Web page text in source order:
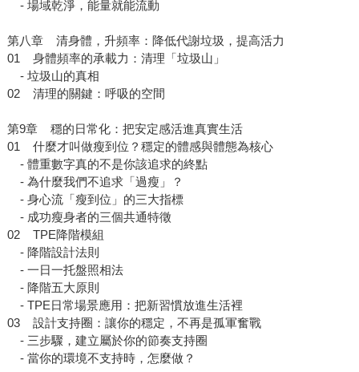
- 場域乾淨，能量就能流動
第八章 清身體，升頻率：降低代謝垃圾，提高活力
01 身體頻率的承載力：清理「垃圾山」
- 垃圾山的真相
02 清理的關鍵：呼吸的空間
第9章 穩的日常化：把安定感活進真實生活
01 什麼才叫做瘦到位？穩定的體感與體態為核心
- 體重數字真的不是你該追求的終點
- 為什麼我們不追求「過瘦」？
- 身心流「瘦到位」的三大指標
- 成功瘦身者的三個共通特徵
02 TPE降階模組
- 降階設計法則
- 一日一托盤照相法
- 降階五大原則
- TPE日常場景應用：把新習慣放進生活裡
03 設計支持圈：讓你的穩定，不再是孤軍奮戰
- 三步驟，建立屬於你的節奏支持圈
- 當你的環境不支持時，怎麼做？